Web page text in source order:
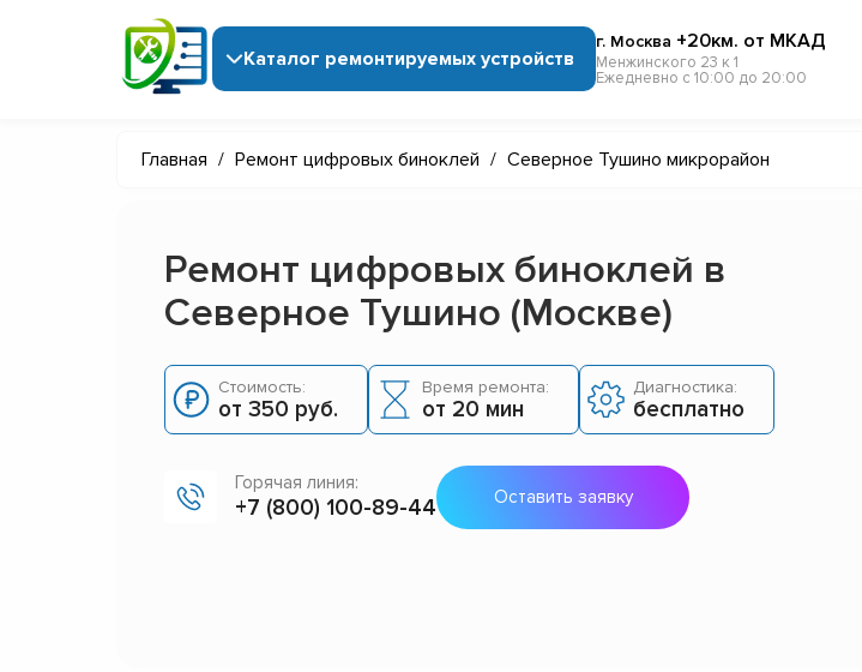
Каталог ремонтируемых устройств
г. Москва +20км. от МКАД
Менжинского 23 к 1
Ежедневно с 10:00 до 20:00
Главная / Ремонт цифровых биноклей / Северное Тушино микрорайон
Ремонт цифровых биноклей в
Северное Тушино (Москве)
Стоимость:
от 350 руб.
Время ремонта:
от 20 мин
Диагностика:
бесплатно
Горячая линия:
+7 (800) 100-89-44 Оставить заявку